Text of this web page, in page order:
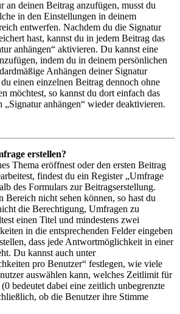
an deinen Beitrag anzufügen, musst du
in den Einstellungen in deinem
entwerfen. Nachdem du die Signatur
hast, kannst du in jedem Beitrag das
anhängen“ aktivieren. Du kannst eine
indem du in deinem persönlichen
Anhängen deiner Signatur
einen einzelnen Beitrag dennoch ohne
möchtest, so kannst du dort einfach das
anhängen“ wieder deaktivieren.
erstellen?
Thema eröffnest oder den ersten Beitrag
findest du ein Register „Umfrage
des Formulars zur Beitragserstellung.
Bereich nicht sehen können, so hast du
die Berechtigung, Umfragen zu
einen Titel und mindestens zwei
in die entsprechenden Felder eingeben
dass jede Antwortmöglichkeit in einer
Du kannst auch unter
pro Benutzer“ festlegen, wie viele
auswählen kann, welches Zeitlimit für
bedeutet dabei eine zeitlich unbegrenzte
ob die Benutzer ihre Stimme